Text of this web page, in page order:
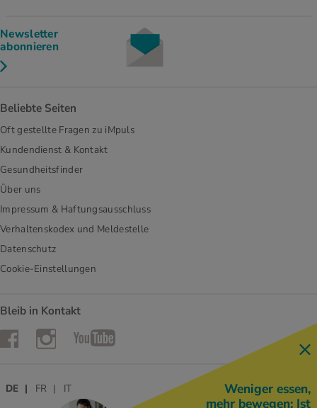
Newsletter
abonnieren
Beliebte Seiten
Oft gestellte Fragen zu iMpuls
Kundendienst & Kontakt
Gesundheitsfinder
Über uns
Impressum & Haftungsausschluss
Verhaltenskodex und Meldestelle
Datenschutz
Cookie-Einstellungen
Bleib in Kontakt
FacebookInstagramYouTube
DE FR IT
Weniger essen,
mehr bewegen: Ist